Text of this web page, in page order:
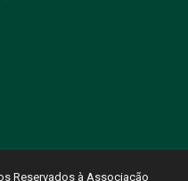
Reservados à Associação